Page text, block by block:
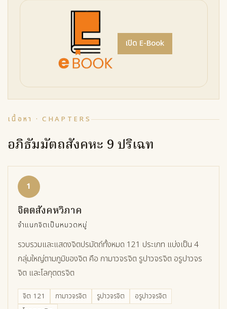
เปิด E-Book
เนื้อหา · CHAPTERS
อภิธัมมัตถสังคหะ 9 ปริเฉท
1
จิตตสังคหวิภาค
จำแนกจิตเป็นหมวดหมู่
รวบรวมและแสดงจิตปรมัตถ์ทั้งหมด 121 ประเภท แบ่งเป็น 4
กลุ่มใหญ่ตามภูมิของจิต คือ กามาวจรจิต รูปาวจรจิต อรูปาวจร
จิต และโลกุตตรจิต
จิต 121 กามาวจรจิต รูปาวจรจิต
อรูปาวจรจิต